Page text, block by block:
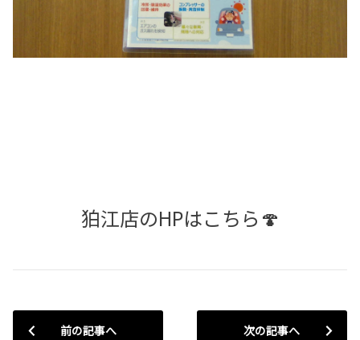
狛江店のHPはこちら🍄
前の記事へ 次の記事へ